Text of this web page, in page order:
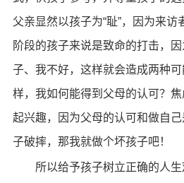
父亲显然以孩子为“耻”，因为来
阶段的孩子来说是致命的打击，
子、我不好，这样就会造成两种
样，我如何能得到父母的认可？
起兴趣，因为父母的认可和做自
子破摔，那我就做个坏孩子吧！
所以给予孩子树立正确的人生